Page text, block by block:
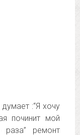
:“Я хочу
починит мой
ремонт